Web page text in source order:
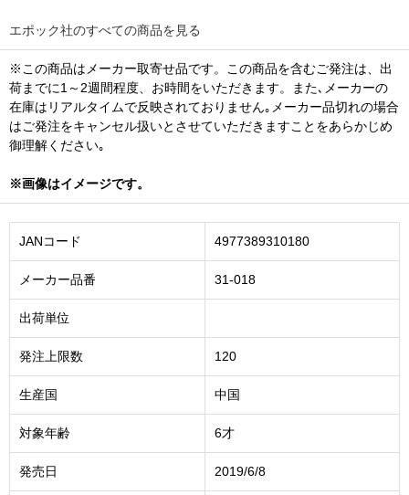
エポック社のすべての商品を見る
※この商品はメーカー取寄せ品です。この商品を含むご発注は、出
荷までに1～2週間程度、お時間をいただきます。また､メーカーの
在庫はリアルタイムで反映されておりません｡メーカー品切れの場合
はご発注をキャンセル扱いとさせていただきますことをあらかじめ
御理解ください｡
※画像はイメージです。
JANコード 4977389310180
メーカー品番 31-018
出荷単位
発注上限数 120
生産国 中国
対象年齢 6才
発売日 2019/6/8